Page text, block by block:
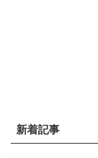
新着記事